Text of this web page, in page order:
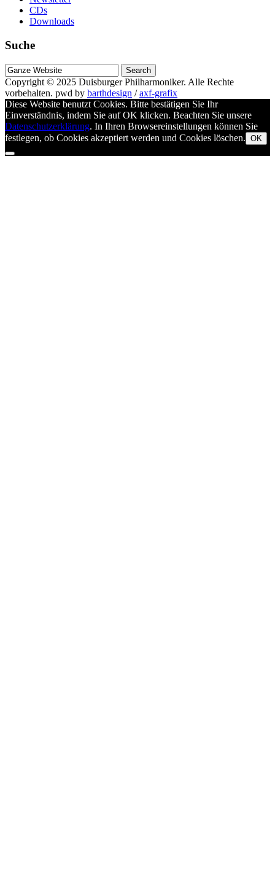
CDs
Downloads
Suche
Suche
nach
Copyright © 2025 Duisburger Philharmoniker. Alle Rechte
vorbehalten. pwd by barthdesign /axf-grafix
Diese Website benutzt Cookies. Bitte bestätigen Sie Ihr
Einverständnis, indem Sie auf OK klicken. Beachten Sie unsere
Datenschutzerklärung. In Ihren Browsereinstellungen können Sie
festlegen, ob Cookies akzeptiert werden und Cookies löschen. OK